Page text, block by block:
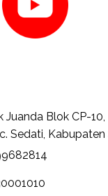
Juanda Blok CP-
Sedati,